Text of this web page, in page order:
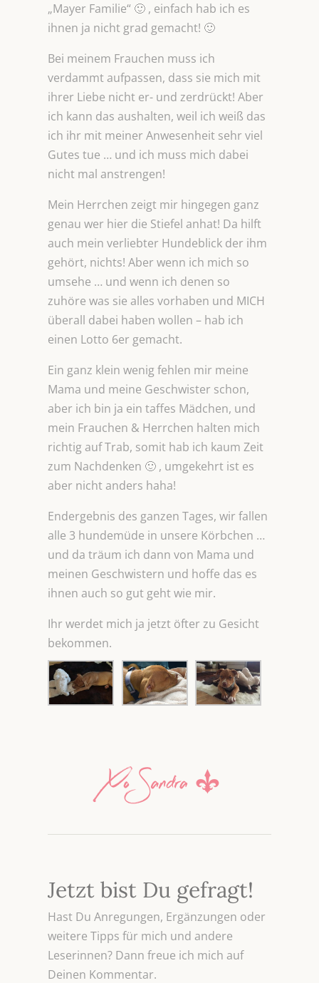
„Mayer Familie“ 🙂 , einfach hab ich es
ihnen ja nicht grad gemacht! 🙂
Bei meinem Frauchen muss ich
verdammt aufpassen, dass sie mich mit
ihrer Liebe nicht er- und zerdrückt! Aber
ich kann das aushalten, weil ich weiß das
ich ihr mit meiner Anwesenheit sehr viel
Gutes tue … und ich muss mich dabei
nicht mal anstrengen!
Mein Herrchen zeigt mir hingegen ganz
genau wer hier die Stiefel anhat! Da hilft
auch mein verliebter Hundeblick der ihm
gehört, nichts! Aber wenn ich mich so
umsehe … und wenn ich denen so
zuhöre was sie alles vorhaben und MICH
überall dabei haben wollen – hab ich
einen Lotto 6er gemacht.
Ein ganz klein wenig fehlen mir meine
Mama und meine Geschwister schon,
aber ich bin ja ein taffes Mädchen, und
mein Frauchen & Herrchen halten mich
richtig auf Trab, somit hab ich kaum Zeit
zum Nachdenken 🙂 , umgekehrt ist es
aber nicht anders haha!
Endergebnis des ganzen Tages, wir fallen
alle 3 hundemüde in unsere Körbchen …
und da träum ich dann von Mama und
meinen Geschwistern und hoffe das es
ihnen auch so gut geht wie mir.
Ihr werdet mich ja jetzt öfter zu Gesicht
bekommen.
Jetzt bist Du gefragt!
Hast Du Anregungen, Ergänzungen oder
weitere Tipps für mich und andere
Leserinnen? Dann freue ich mich auf
Deinen Kommentar.